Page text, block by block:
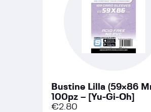
Bustine Lilla (59×86
100pz – [Yu-Gi-Oh]
€2.80